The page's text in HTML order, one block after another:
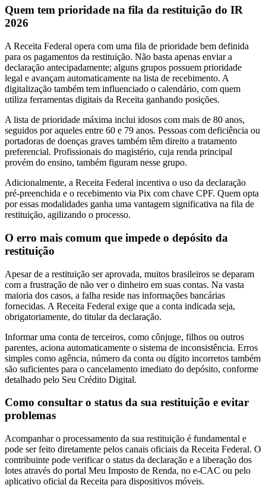
Quem tem prioridade na fila da restituição do IR
2026
A Receita Federal opera com uma fila de prioridade bem definida
para os pagamentos da restituição. Não basta apenas enviar a
declaração antecipadamente; alguns grupos possuem prioridade
legal e avançam automaticamente na lista de recebimento. A
digitalização também tem influenciado o calendário, com quem
utiliza ferramentas digitais da Receita ganhando posições.
A lista de prioridade máxima inclui idosos com mais de 80 anos,
seguidos por aqueles entre 60 e 79 anos. Pessoas com deficiência ou
portadoras de doenças graves também têm direito a tratamento
preferencial. Profissionais do magistério, cuja renda principal
provém do ensino, também figuram nesse grupo.
Adicionalmente, a Receita Federal incentiva o uso da declaração
pré-preenchida e o recebimento via Pix com chave CPF. Quem opta
por essas modalidades ganha uma vantagem significativa na fila de
restituição, agilizando o processo.
O erro mais comum que impede o depósito da
restituição
Apesar de a restituição ser aprovada, muitos brasileiros se deparam
com a frustração de não ver o dinheiro em suas contas. Na vasta
maioria dos casos, a falha reside nas informações bancárias
fornecidas. A Receita Federal exige que a conta indicada seja,
obrigatoriamente, do titular da declaração.
Informar uma conta de terceiros, como cônjuge, filhos ou outros
parentes, aciona automaticamente o sistema de inconsistência. Erros
simples como agência, número da conta ou dígito incorretos também
são suficientes para o cancelamento imediato do depósito, conforme
detalhado pelo Seu Crédito Digital.
Como consultar o status da sua restituição e evitar
problemas
Acompanhar o processamento da sua restituição é fundamental e
pode ser feito diretamente pelos canais oficiais da Receita Federal. O
contribuinte pode verificar o status da declaração e a liberação dos
lotes através do portal Meu Imposto de Renda, no e-CAC ou pelo
aplicativo oficial da Receita para dispositivos móveis.